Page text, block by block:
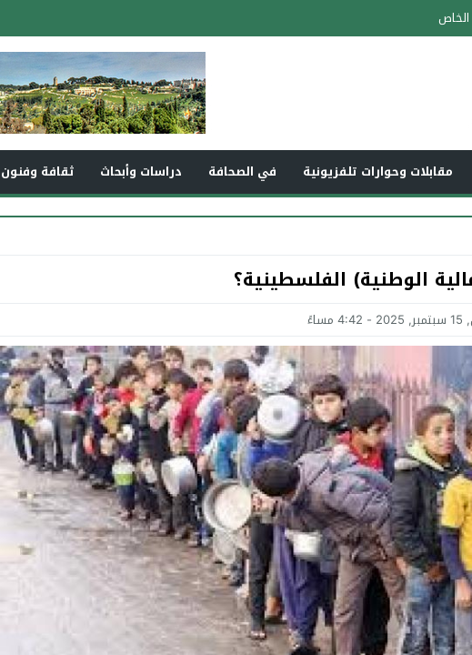
مقابلات وحوارات تلفزيونية في الصحافة دراسات وأبحاث ثقافة وفنون
الوطنية) الفلسطينية؟